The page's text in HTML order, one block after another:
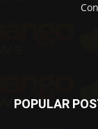
POPULAR